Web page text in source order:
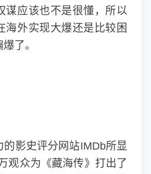
谋应该也不是很懂，所以
海外实现大爆还是比较困
了。
的影史评分网站IMDb所显
观众为《藏海传》打出了